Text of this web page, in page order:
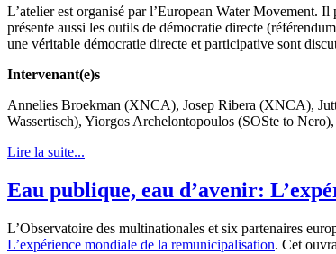
L’atelier est organisé par l’European Water Movement.
présente aussi les outils de démocratie directe
une véritable démocratie directe et participative sont
Intervenant(e)s
Annelies Broekman (XNCA), Josep Ribera (XNCA),
Wassertisch), Yiorgos Archelontopoulos (SOSte to
Lire la suite...
Eau publique, eau d’avenir:
L’Observatoire des multinationales et six partenaires
L’expérience mondiale de la remunicipalisation. Cet